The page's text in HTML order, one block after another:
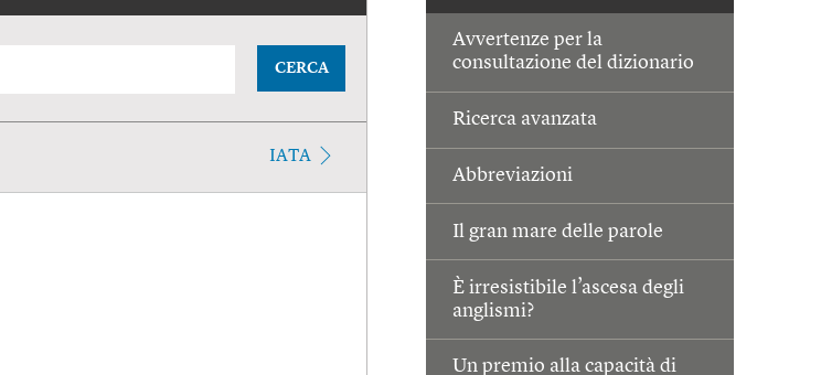
Avvertenze per la
consultazione del dizionario
Ricerca avanzata
Abbreviazioni
Il gran mare delle parole
È irresistibile l’ascesa degli
anglismi?
Un premio alla capacità di
CERCA
IATA